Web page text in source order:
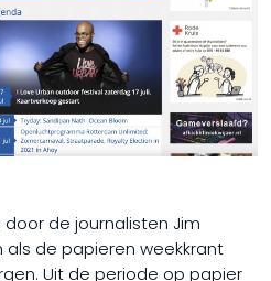
door de journalisten Jim
de papieren weekkrant
Uit de periode op papier